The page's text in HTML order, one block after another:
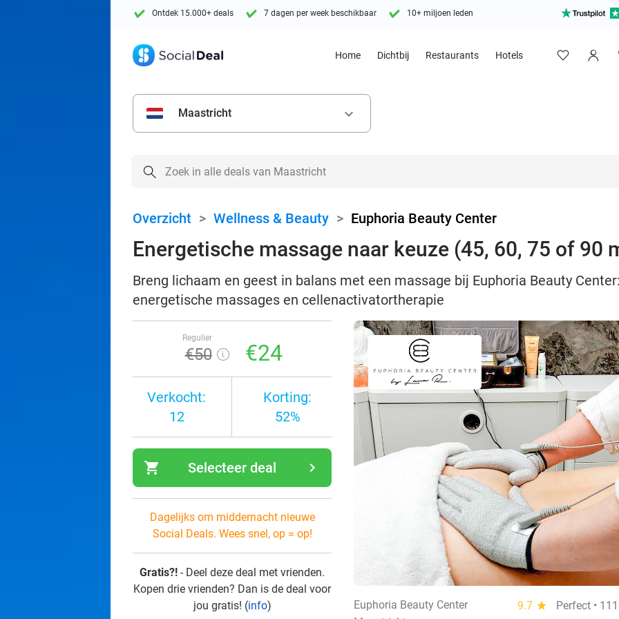
Ontdek 15.000+ deals 7 dagen per week beschikbaar 10+ miljoen leden
Home Dichtbij Restaurants Hotels
Maastricht keyboard_arrow_down
Overzicht > Wellness & Beauty > Euphoria Beauty Center
Energetische massage naar keuze (45, 60, 75 of 90
Breng lichaam en geest in balans met een massage bij Euphoria Beauty
energetische massages en cellenactivatortherapie
Regulier
€50 €24
Verkocht:
12
Korting:
52%
shopping_cart navigate_next
Selecteer deal
Dagelijks om middernacht nieuwe
Social Deals. Wees snel, op = op!
Gratis?! - Deel deze deal met vrienden.
Kopen drie vrienden? Dan is de deal voor
jou gratis! (info) Euphoria Beauty Center 9.7 star
Perfect •